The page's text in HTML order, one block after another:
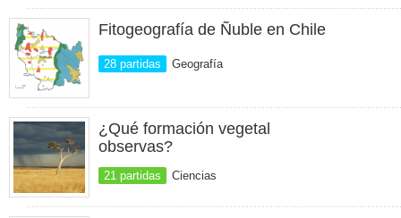
Fitogeografía de Ñuble en Chile
28 partidas Geografía
¿Qué formación vegetal
observas?
21 partidas Ciencias